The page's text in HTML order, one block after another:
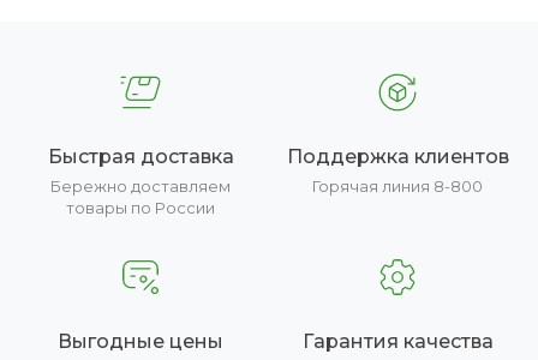
Быстрая доставка
Бережно доставляем
товары по России
Поддержка клиентов
Горячая линия 8-800
Выгодные цены Гарантия качества